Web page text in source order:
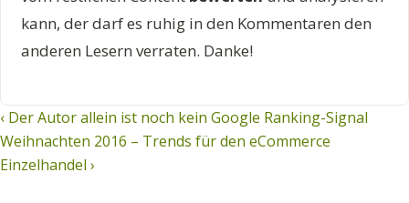
kann, der darf es ruhig in den Kommentaren den
anderen Lesern verraten. Danke!
Beitragsnavigation
‹ Der Autor allein ist noch kein Google Ranking-Signal
Weihnachten 2016 – Trends für den eCommerce
Einzelhandel ›